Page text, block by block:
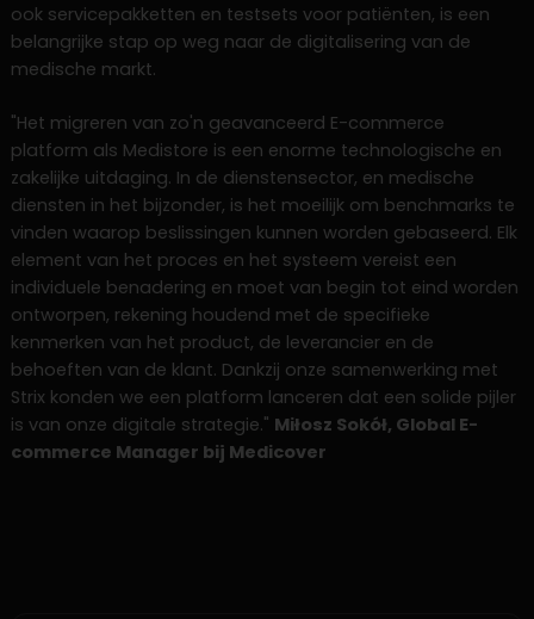
ook servicepakketten en testsets voor patiënten, is een
belangrijke stap op weg naar de digitalisering van de
medische markt.‍
"Het migreren van zo'n geavanceerd E-commerce
platform als Medistore is een enorme technologische en
zakelijke uitdaging. In de dienstensector, en medische
diensten in het bijzonder, is het moeilijk om benchmarks te
vinden waarop beslissingen kunnen worden gebaseerd. Elk
element van het proces en het systeem vereist een
individuele benadering en moet van begin tot eind worden
ontworpen, rekening houdend met de specifieke
kenmerken van het product, de leverancier en de
behoeften van de klant. Dankzij onze samenwerking met
Strix konden we een platform lanceren dat een solide pijler
is van onze digitale strategie." Miłosz Sokół, Global E-
commerce Manager bij Medicover